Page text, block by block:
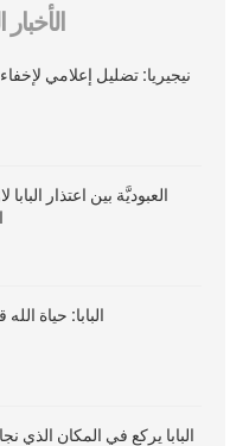
نيجيريا: تضليل إعلامي
العبوديَّة بين اعتذار
البابا: حياة
البابا يركع في المكان الذي